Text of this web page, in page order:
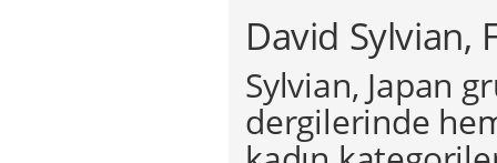
David Sylvian,
Sylvian, Japan
dergilerinde